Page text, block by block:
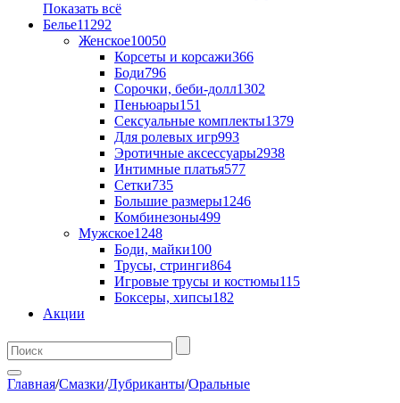
Показать всё
Белье11292
Женское10050
Корсеты и корсажи366
Боди796
Сорочки, беби-долл1302
Пеньюары151
Сексуальные комплекты1379
Для ролевых игр993
Эротичные аксессуары2938
Интимные платья577
Сетки735
Большие размеры1246
Комбинезоны499
Мужское1248
Боди, майки100
Трусы, стринги864
Игровые трусы и костюмы115
Боксеры, хипсы182
Акции
Главная/Смазки/Лубриканты/Оральные